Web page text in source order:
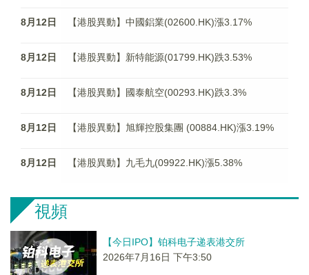
8月12日 【港股異動】中國鋁業(02600.HK)漲3.17%
8月12日 【港股異動】新特能源(01799.HK)跌3.53%
8月12日 【港股異動】國泰航空(00293.HK)跌3.3%
8月12日 【港股異動】旭輝控股集團 (00884.HK)漲3.19%
8月12日 【港股異動】九毛九(09922.HK)漲5.38%
視頻
【今日IPO】铂科电子递表港交所
2026年7月16日 下午3:50